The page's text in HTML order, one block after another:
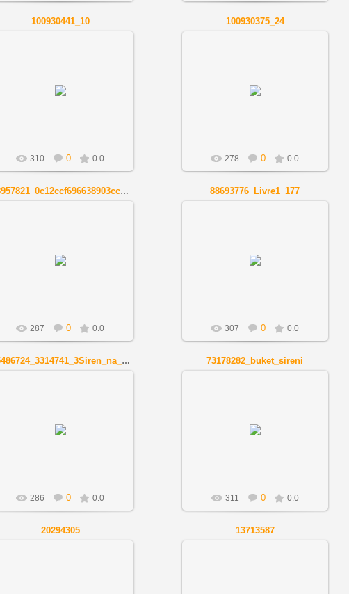
100930441_10
310 0 0.0
100930375_24
278 0 0.0
98957821_0c12ccf696638903ccc23230350f624c
287 0 0.0
88693776_Livre1_177
307 0 0.0
85486724_3314741_3Siren_na_podokonnike_36h45
286 0 0.0
73178282_buket_sireni
311 0 0.0
20294305 13713587